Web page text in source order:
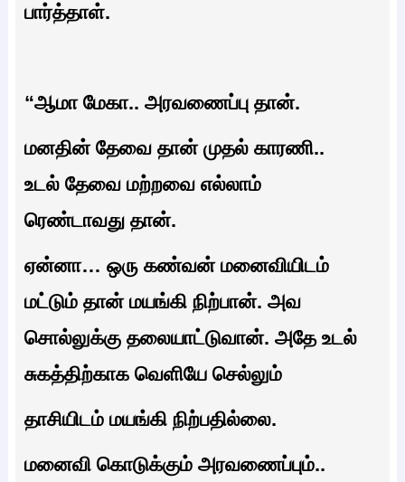
பார்த்தாள்.
“ஆமா மேகா.. அரவணைப்பு தான்.
மனதின் தேவை தான் முதல் காரணி..
உடல் தேவை மற்றவை எல்லாம்
ரெண்டாவது தான்.
ஏன்னா… ஒரு கண்வன் மனைவியிடம்
மட்டும் தான் மயங்கி நிற்பான். அவ
சொல்லுக்கு தலையாட்டுவான். அதே உடல்
சுகத்திற்காக வெளியே செல்லும்
தாசியிடம் மயங்கி நிற்பதில்லை.
மனைவி கொடுக்கும் அரவணைப்பும்..